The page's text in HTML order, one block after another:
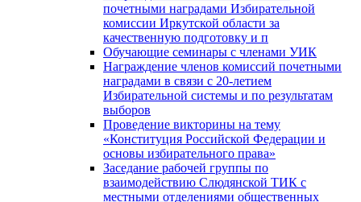
почетными наградами Избирательной
комиссии Иркутской области за
качественную подготовку и п
Обучающие семинары с членами УИК
Награждение членов комиссий почетными
наградами в связи с 20-летием
Избирательной системы и по результатам
выборов
Проведение викторины на тему
«Конституция Российской Федерации и
основы избирательного права»
Заседание рабочей группы по
взаимодействию Слюдянской ТИК с
местными отделениями общественных